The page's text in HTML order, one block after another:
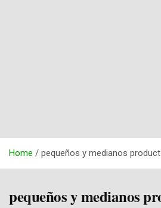
Home pequeños y medianos
pequeños y medianos